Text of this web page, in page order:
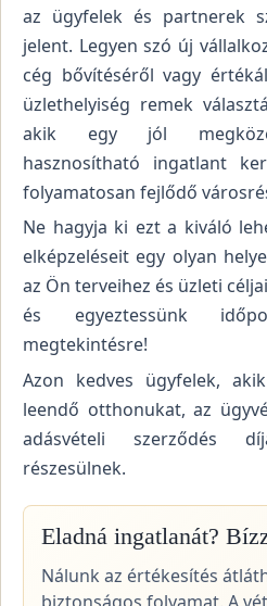
az ügyfelek és partnerek
jelent. Legyen szó új
cég bővítéséről vagy
üzlethelyiség remek
akik egy jól
hasznosítható ingatlant
folyamatosan fejlődő
Ne hagyja ki ezt a kiváló
elképzeléseit egy olyan
az Ön terveihez és üzleti
és egyeztessünk
megtekintésre!
Azon kedves ügyfelek,
leendő otthonukat, az
adásvételi szerződés
részesülnek.
Eladná ingatlanát?
Nálunk az értékesítés